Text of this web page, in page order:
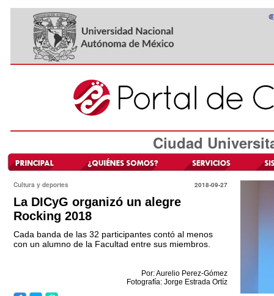
Ciudad
Cultura y deportes 2018-09-27
La DICyG organizó un alegre
Rocking 2018
Cada banda de las 32 participantes contó al menos
con un alumno de la Facultad entre sus miembros.
Por: Aurelio Perez-Gómez
Fotografía: Jorge Estrada Ortíz